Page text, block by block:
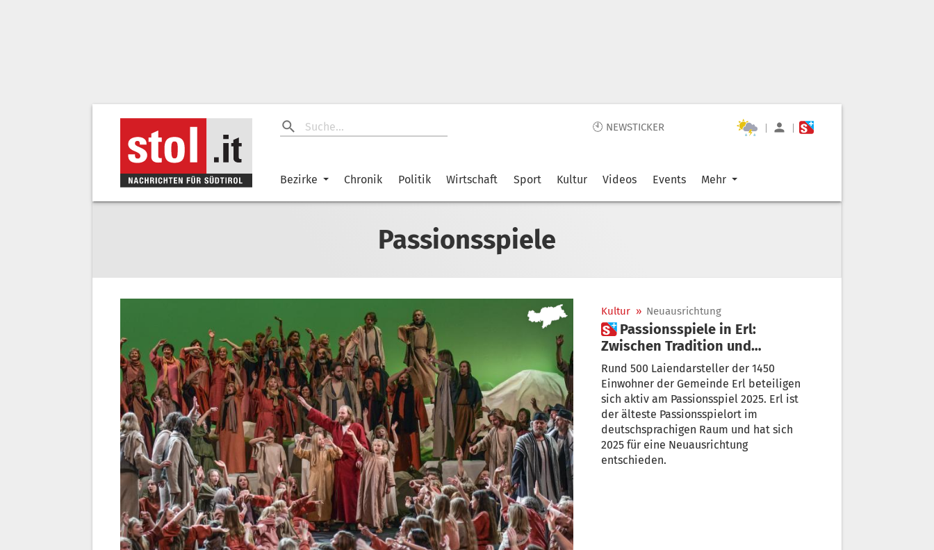
🕙 NEWSTICKER | |
Bezirke Chronik Politik Wirtschaft Sport Kultur Videos Events Mehr
Passionsspiele
Kultur » Neuausrichtung
 Passionsspiele in Erl:
Zwischen Tradition und
Neuanfang
Rund 500 Laiendarsteller der 1450
Einwohner der Gemeinde Erl beteiligen
sich aktiv am Passionsspiel 2025. Erl ist
der älteste Passionsspielort im
deutschsprachigen Raum und hat sich
2025 für eine Neuausrichtung
entschieden.